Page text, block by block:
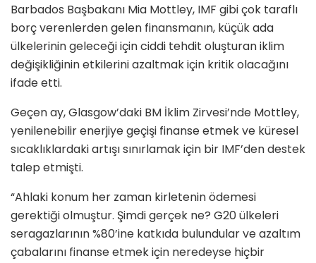
Barbados Başbakanı Mia Mottley, IMF gibi çok taraflı
borç verenlerden gelen finansmanın, küçük ada
ülkelerinin geleceği için ciddi tehdit oluşturan iklim
değişikliğinin etkilerini azaltmak için kritik olacağını
ifade etti.
Geçen ay, Glasgow’daki BM İklim Zirvesi’nde Mottley,
yenilenebilir enerjiye geçişi finanse etmek ve küresel
sıcaklıklardaki artışı sınırlamak için bir IMF’den destek
talep etmişti.
“Ahlaki konum her zaman kirletenin ödemesi
gerektiği olmuştur. Şimdi gerçek ne? G20 ülkeleri
seragazlarının %80’ine katkıda bulundular ve azaltım
çabalarını finanse etmek için neredeyse hiçbir